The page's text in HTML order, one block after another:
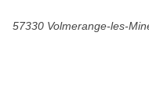
57330 Volmerange-les-